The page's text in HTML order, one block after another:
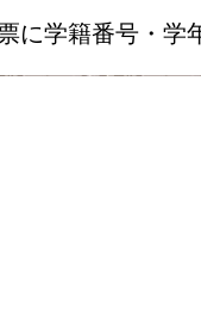
に学籍番号・学